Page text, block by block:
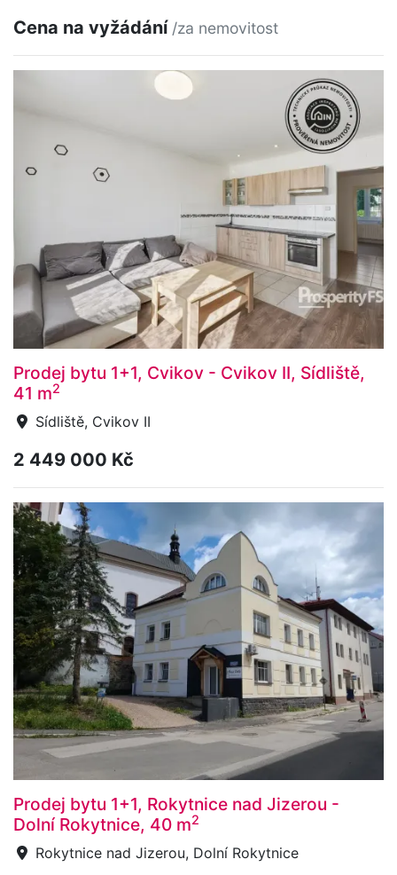
Cena na vyžádání /za nemovitost
Prodej bytu 1+1, Cvikov - Cvikov II, Sídliště,
41 m2
Sídliště, Cvikov II
2 449 000 Kč
Prodej bytu 1+1, Rokytnice nad Jizerou -
Dolní Rokytnice, 40 m2
Rokytnice nad Jizerou, Dolní Rokytnice